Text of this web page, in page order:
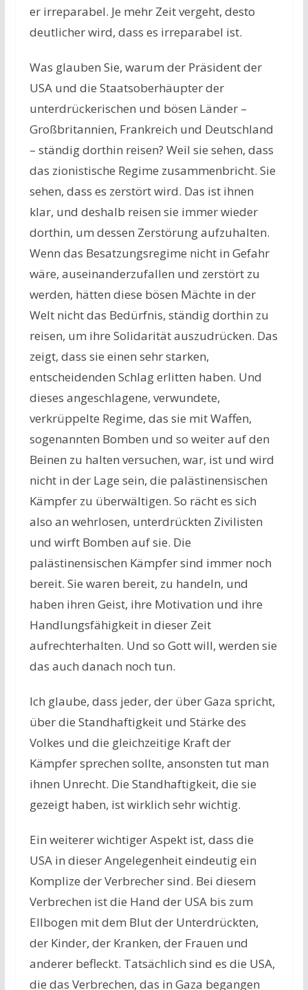
er irreparabel. Je mehr Zeit vergeht, desto
deutlicher wird, dass es irreparabel ist.
Was glauben Sie, warum der Präsident der
USA und die Staatsoberhäupter der
unterdrückerischen und bösen Länder –
Großbritannien, Frankreich und Deutschland
– ständig dorthin reisen? Weil sie sehen, dass
das zionistische Regime zusammenbricht. Sie
sehen, dass es zerstört wird. Das ist ihnen
klar, und deshalb reisen sie immer wieder
dorthin, um dessen Zerstörung aufzuhalten.
Wenn das Besatzungsregime nicht in Gefahr
wäre, auseinanderzufallen und zerstört zu
werden, hätten diese bösen Mächte in der
Welt nicht das Bedürfnis, ständig dorthin zu
reisen, um ihre Solidarität auszudrücken. Das
zeigt, dass sie einen sehr starken,
entscheidenden Schlag erlitten haben. Und
dieses angeschlagene, verwundete,
verkrüppelte Regime, das sie mit Waffen,
sogenannten Bomben und so weiter auf den
Beinen zu halten versuchen, war, ist und wird
nicht in der Lage sein, die palästinensischen
Kämpfer zu überwältigen. So rächt es sich
also an wehrlosen, unterdrückten Zivilisten
und wirft Bomben auf sie. Die
palästinensischen Kämpfer sind immer noch
bereit. Sie waren bereit, zu handeln, und
haben ihren Geist, ihre Motivation und ihre
Handlungsfähigkeit in dieser Zeit
aufrechterhalten. Und so Gott will, werden sie
das auch danach noch tun.
Ich glaube, dass jeder, der über Gaza spricht,
über die Standhaftigkeit und Stärke des
Volkes und die gleichzeitige Kraft der
Kämpfer sprechen sollte, ansonsten tut man
ihnen Unrecht. Die Standhaftigkeit, die sie
gezeigt haben, ist wirklich sehr wichtig.
Ein weiterer wichtiger Aspekt ist, dass die
USA in dieser Angelegenheit eindeutig ein
Komplize der Verbrecher sind. Bei diesem
Verbrechen ist die Hand der USA bis zum
Ellbogen mit dem Blut der Unterdrückten,
der Kinder, der Kranken, der Frauen und
anderer befleckt. Tatsächlich sind es die USA,
die das Verbrechen, das in Gaza begangen